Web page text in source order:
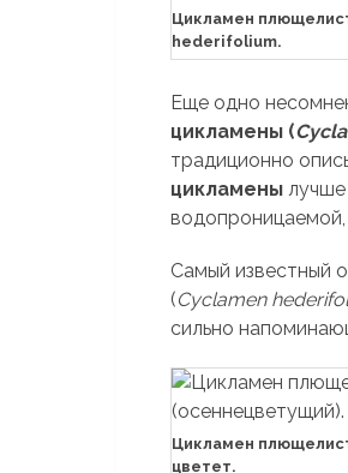
Цикламен
hederifolium.
Еще одно
цикламены (
традиционно
цикламены
Самый известный
(Cyclamen
сильно
Цикламен
цветет.